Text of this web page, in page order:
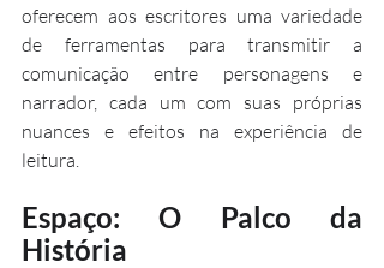
oferecem aos escritores uma variedade
de ferramentas para transmitir a
comunicação entre personagens e
narrador, cada um com suas próprias
nuances e efeitos na experiência de
leitura.
Espaço: O Palco da
História